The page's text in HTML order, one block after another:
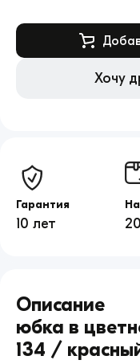
Хочу
Гарантия
10 лет
цветной
горошек
(рост
116-
Описание
Юбка в цветной горошек (рост 116-
134 /